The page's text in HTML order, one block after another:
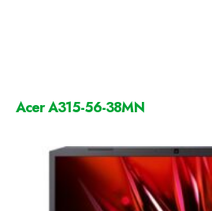
Acer A315-56-38MN